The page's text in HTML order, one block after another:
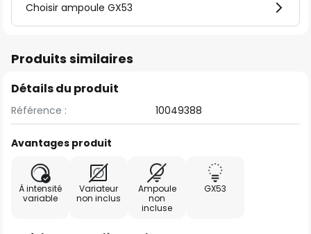
Choisir ampoule GX53
Produits similaires
Détails du produit
Référence : 10049388
Avantages produit
À intensité
variable
Variateur
non inclus
Ampoule
non
incluse
GX53